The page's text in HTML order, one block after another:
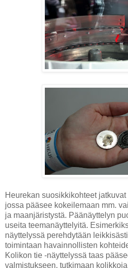
Heurekan suosikkikohteet
jossa pääsee kokeilemaan mm.
ja maanjäristystä. Päänäyttelyn
useita teemanäyttelyitä.
näyttelyssä perehdytään
toimintaan havainnollisten
Kolikon tie -näyttelyssä taas
valmistukseen, tutkimaan